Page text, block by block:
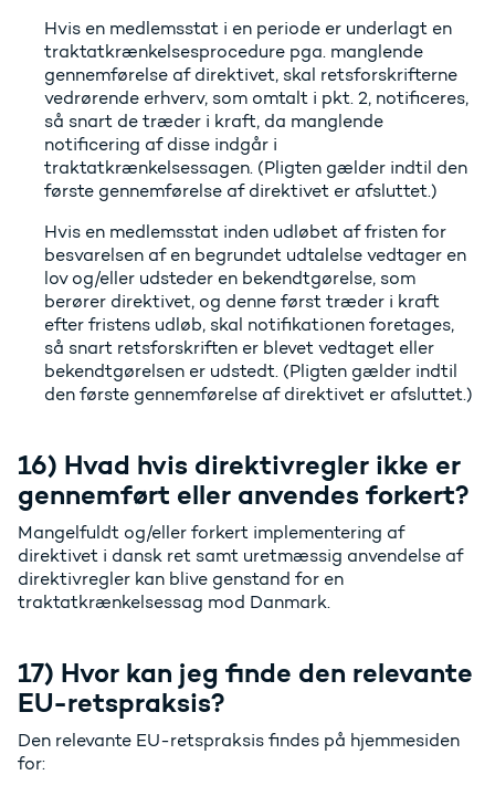
Hvis en medlemsstat i en periode er underlagt en
traktatkrænkelsesprocedure pga. manglende
gennemførelse af direktivet, skal retsforskrifterne
vedrørende erhverv, som omtalt i pkt. 2, notificeres,
så snart de træder i kraft, da manglende
notificering af disse indgår i
traktatkrænkelsessagen. (Pligten gælder indtil den
første gennemførelse af direktivet er afsluttet.)
Hvis en medlemsstat inden udløbet af fristen for
besvarelsen af en begrundet udtalelse vedtager en
lov og/eller udsteder en bekendtgørelse, som
berører direktivet, og denne først træder i kraft
efter fristens udløb, skal notifikationen foretages,
så snart retsforskriften er blevet vedtaget eller
bekendtgørelsen er udstedt. (Pligten gælder indtil
den første gennemførelse af direktivet er afsluttet.)
16) Hvad hvis direktivregler ikke er
gennemført eller anvendes forkert?
Mangelfuldt og/eller forkert implementering af
direktivet i dansk ret samt uretmæssig anvendelse af
direktivregler kan blive genstand for en
traktatkrænkelsessag mod Danmark.
17) Hvor kan jeg finde den relevante
EU-retspraksis?
Den relevante EU-retspraksis findes på hjemmesiden
for: